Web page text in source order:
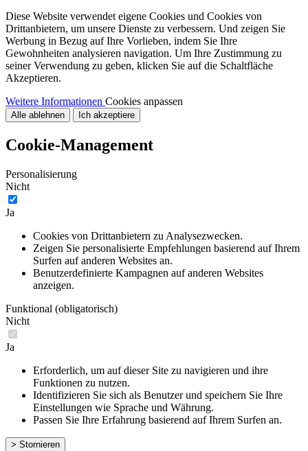
Diese Website verwendet eigene Cookies und Cookies von
Drittanbietern, um unsere Dienste zu verbessern. Und zeigen Sie
Werbung in Bezug auf Ihre Vorlieben, indem Sie Ihre
Gewohnheiten analysieren navigation. Um Ihre Zustimmung zu
seiner Verwendung zu geben, klicken Sie auf die Schaltfläche
Akzeptieren.
Weitere Informationen Cookies anpassen
Alle ablehnen Ich akzeptiere
Cookie-Management
Personalisierung
Nicht
Ja
Cookies von Drittanbietern zu Analysezwecken.
Zeigen Sie personalisierte Empfehlungen basierend auf Ihrem
Surfen auf anderen Websites an.
Benutzerdefinierte Kampagnen auf anderen Websites
anzeigen.
Funktional (obligatorisch)
Nicht
Ja
Erforderlich, um auf dieser Site zu navigieren und ihre
Funktionen zu nutzen.
Identifizieren Sie sich als Benutzer und speichern Sie Ihre
Einstellungen wie Sprache und Währung.
Passen Sie Ihre Erfahrung basierend auf Ihrem Surfen an.
> Stornieren